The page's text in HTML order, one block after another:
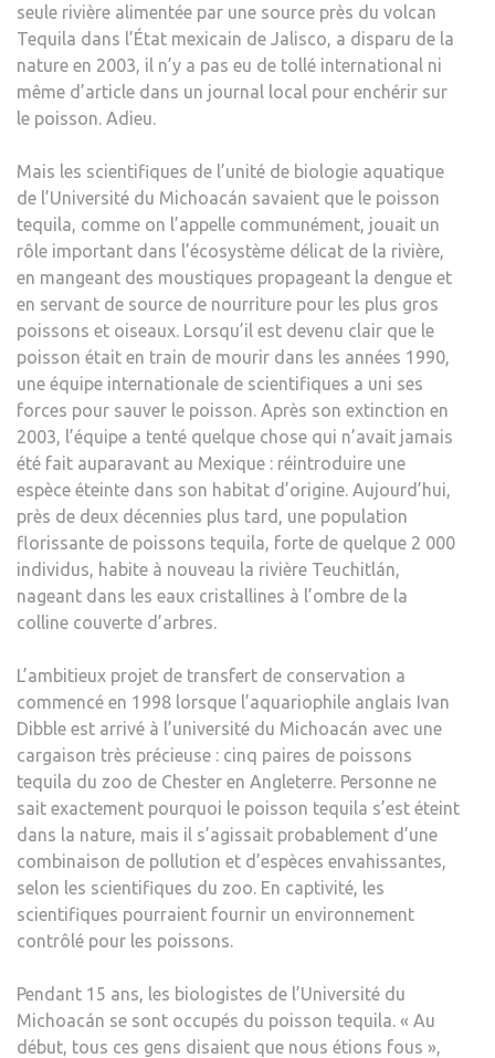
seule rivière alimentée par une source près du volcan
Tequila dans l’État mexicain de Jalisco, a disparu de la
nature en 2003, il n’y a pas eu de tollé international ni
même d’article dans un journal local pour enchérir sur
le poisson. Adieu.
Mais les scientifiques de l’unité de biologie aquatique
de l’Université du Michoacán savaient que le poisson
tequila, comme on l’appelle communément, jouait un
rôle important dans l’écosystème délicat de la rivière,
en mangeant des moustiques propageant la dengue et
en servant de source de nourriture pour les plus gros
poissons et oiseaux. Lorsqu’il est devenu clair que le
poisson était en train de mourir dans les années 1990,
une équipe internationale de scientifiques a uni ses
forces pour sauver le poisson. Après son extinction en
2003, l’équipe a tenté quelque chose qui n’avait jamais
été fait auparavant au Mexique : réintroduire une
espèce éteinte dans son habitat d’origine. Aujourd’hui,
près de deux décennies plus tard, une population
florissante de poissons tequila, forte de quelque 2 000
individus, habite à nouveau la rivière Teuchitlán,
nageant dans les eaux cristallines à l’ombre de la
colline couverte d’arbres.
L’ambitieux projet de transfert de conservation a
commencé en 1998 lorsque l’aquariophile anglais Ivan
Dibble est arrivé à l’université du Michoacán avec une
cargaison très précieuse : cinq paires de poissons
tequila du zoo de Chester en Angleterre. Personne ne
sait exactement pourquoi le poisson tequila s’est éteint
dans la nature, mais il s’agissait probablement d’une
combinaison de pollution et d’espèces envahissantes,
selon les scientifiques du zoo. En captivité, les
scientifiques pourraient fournir un environnement
contrôlé pour les poissons.
Pendant 15 ans, les biologistes de l’Université du
Michoacán se sont occupés du poisson tequila. « Au
début, tous ces gens disaient que nous étions fous »,